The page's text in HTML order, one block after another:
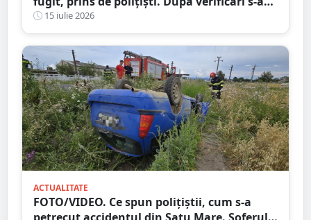
ales și cu dosar penal
15 iulie 2026
ACTUALITATE
FOTO/VIDEO. Ce spun polițiștii, cum s-a